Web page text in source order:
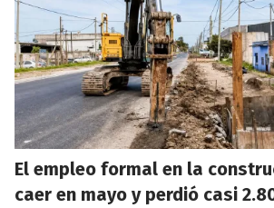
El empleo formal en la
caer en mayo y perdió casi